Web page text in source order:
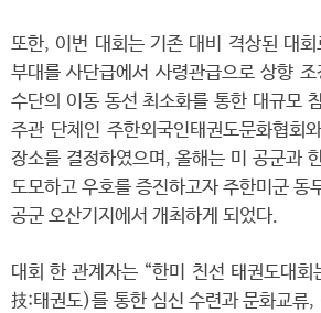
또한, 이번 대회는 기존 대비 격상된 대
부대를 사단급에서 사령관급으로 상향
수단의 이동 동선 최소화를 통한 대규모
주관 단체인 주한외국인태권도문화협회
장소를 결정하였으며, 올해는 미 공군과
도모하고 우호를 증진하고자 주한미군 동
공군 오산기지에서 개최하게 되었다.
대회 한 관계자는 “한미 친선 태권도대
技:태권도)를 통한 심신 수련과 문화교류,